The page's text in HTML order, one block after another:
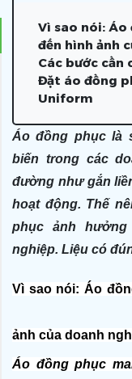
Vì sao nói: Áo
đến hình ảnh
Các bước cần
Đặt áo đồng
Uniform
Áo đồng phục là
biến trong các
đường như gắn
hoạt động. Thế
phục ảnh
nghiệp. Liệu có
Vì sao nói: Áo
ảnh của doanh
Áo đồng phục